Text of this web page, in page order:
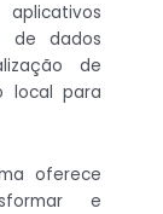
de dados
de
local para
oferece
e